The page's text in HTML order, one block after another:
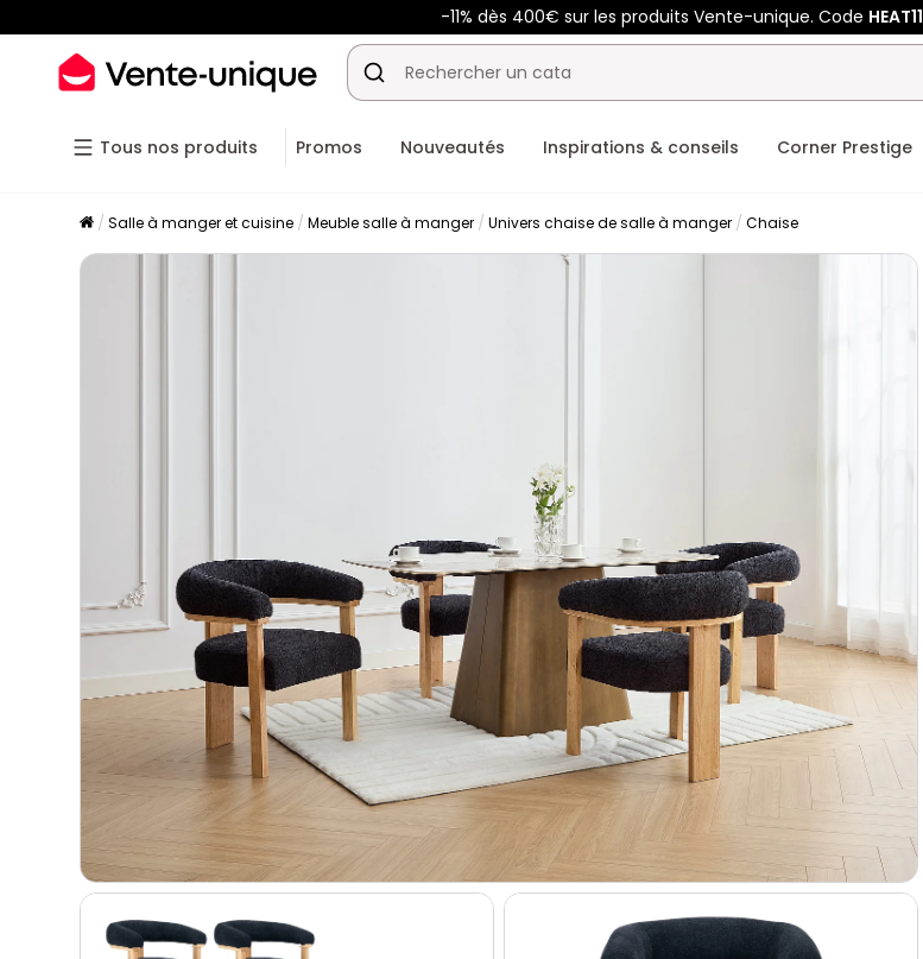
-11% dès 400€ sur les produits Vente-unique. Code HEAT11
Tous nos produits Promos Nouveautés Inspirations & conseils Corner Prestige
Salle à manger et cuisine Meuble salle à manger Univers chaise de salle à manger Chaise